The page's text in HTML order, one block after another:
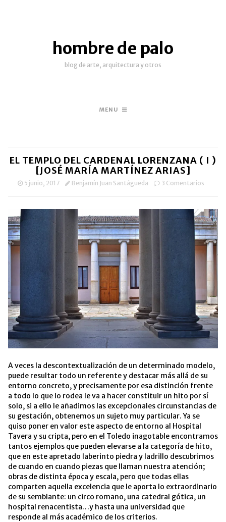
hombre de palo
blog de arte, arquitectura y otros
MENU
EL TEMPLO DEL CARDENAL LORENZANA ( I )
[JOSÉ MARÍA MARTÍNEZ ARIAS]
5 junio, 2017 Benjamín Juan Santágueda 3 Comentarios
A veces la descontextualización de un determinado modelo,
puede resultar todo un referente y destacar más allá de su
entorno concreto, y precisamente por esa distinción frente
a todo lo que lo rodea le va a hacer constituir un hito por sí
solo, si a ello le añadimos las excepcionales circunstancias de
su gestación, obtenemos un sujeto muy particular. Ya se
quiso poner en valor este aspecto de entorno al Hospital
Tavera y su cripta, pero en el Toledo inagotable encontramos
tantos ejemplos que pueden elevarse a la categoría de hito,
que en este apretado laberinto piedra y ladrillo descubrimos
de cuando en cuando piezas que llaman nuestra atención;
obras de distinta época y escala, pero que todas ellas
comparten aquella excelencia que le aporta lo extraordinario
de su semblante: un circo romano, una catedral gótica, un
hospital renacentista…y hasta una universidad que
responde al más académico de los criterios.